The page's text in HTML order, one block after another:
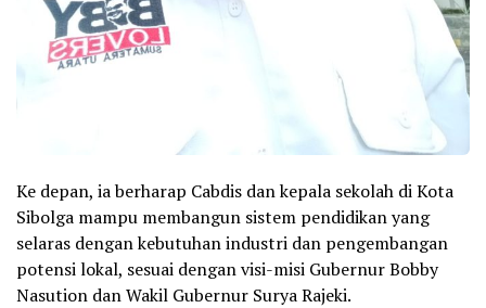
Ke depan, ia berharap Cabdis dan kepala sekolah di Kota
Sibolga mampu membangun sistem pendidikan yang
selaras dengan kebutuhan industri dan pengembangan
potensi lokal, sesuai dengan visi-misi Gubernur Bobby
Nasution dan Wakil Gubernur Surya Rajeki.